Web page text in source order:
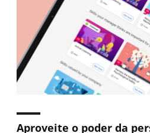
Aproveite o poder da